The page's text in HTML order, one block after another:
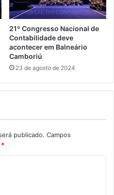
21º Congresso Nacional de
Contabilidade deve
acontecer em Balneário
Camboriú
23 de agosto de 2024
publicado. Campos
*